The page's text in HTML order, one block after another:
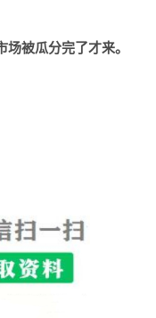
被瓜分完了才来。